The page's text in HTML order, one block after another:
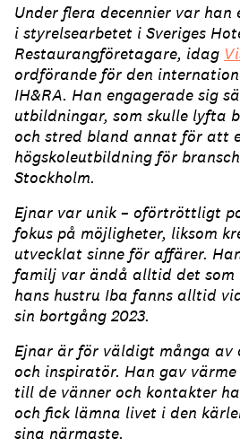
Under flera decennier var
i styrelsearbetet i Sveriges
Restaurangföretagare, idag
ordförande för den
IH&RA. Han engagerade sig
utbildningar, som skulle lyfta
och stred bland annat för att
högskoleutbildning för
Stockholm.
Ejnar var unik – oförtröttligt
fokus på möjligheter, liksom
utvecklat sinne för affärer.
familj var ändå alltid det som
hans hustru Iba fanns alltid
sin bortgång 2023.
Ejnar är för väldigt många av
och inspiratör. Han gav
till de vänner och kontakter
och fick lämna livet i den
sina närmaste.